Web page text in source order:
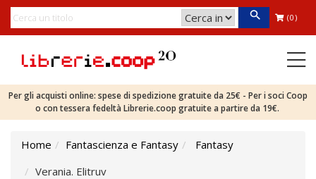
(0)
Per gli acquisti online: spese di spedizione gratuite da 25€ - Per i soci Coop
o con tessera fedeltà Librerie.coop gratuite a partire da 19€.
Home Fantascienza e Fantasy
Fantasy
Verania. Elitruv